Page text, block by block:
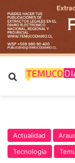
Buscar por
Actualidad
Tecnología